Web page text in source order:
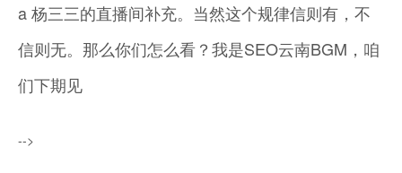
a 杨三三的直播间补充。当然这个规律信则有，不
信则无。那么你们怎么看？我是SEO云南BGM，咱
们下期见
-->